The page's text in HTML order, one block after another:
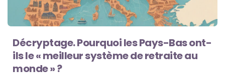
Décryptage. Pourquoi les Pays-Bas ont-
ils le « meilleur système de retraite au
monde » ?